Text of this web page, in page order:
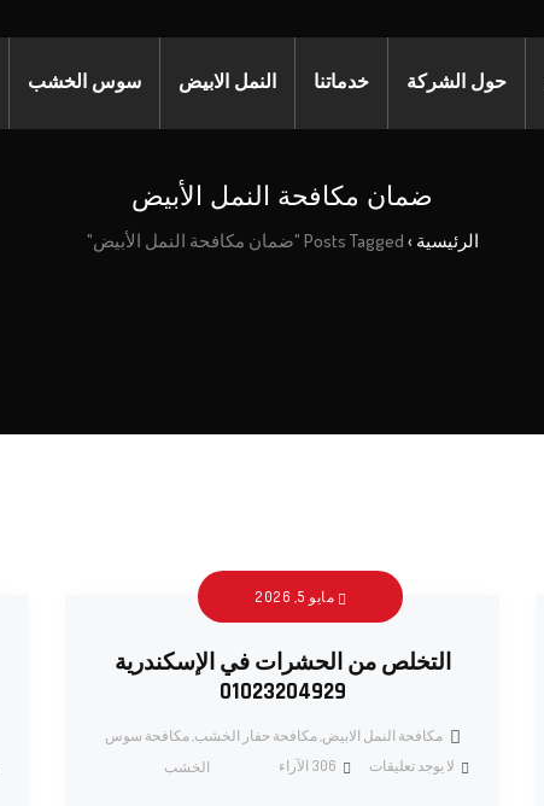
حول الشركة خدماتنا النمل الابيض سوس الخشب
ضمان مكافحة النمل الأبيض
الرئيسية › Posts Tagged "ضمان مكافحة النمل الأبيض"
مايو 5, 2026
التخلص من الحشرات في الإسكندرية
01023204929
مكافحة النمل الابيض,مكافحة حفار الخشب,مكافحة سوس
الخشب
لا يوجد تعليقات الآراء